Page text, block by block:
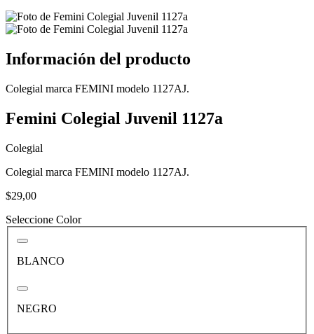
Información del producto
Colegial marca FEMINI modelo 1127AJ.
Femini Colegial Juvenil 1127a
Colegial
Colegial marca FEMINI modelo 1127AJ.
$29,00
Seleccione Color
BLANCO
NEGRO